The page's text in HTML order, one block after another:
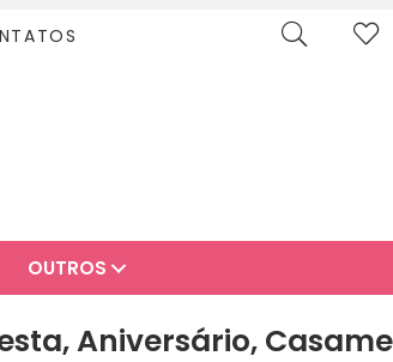
OUTROS
Aniversário,